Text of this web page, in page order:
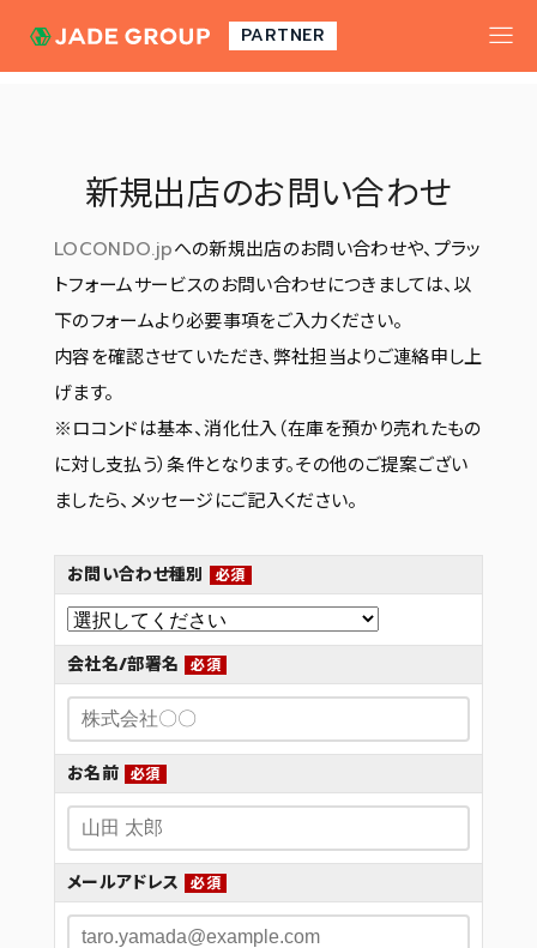
PARTNER
toggle
新規出店のお問い合わせ
LOCONDO.jpへの新規出店のお問い合わせや、プラッ
トフォームサービスのお問い合わせにつきましては、以
下のフォームより必要事項をご入力ください。
内容を確認させていただき、弊社担当よりご連絡申し上
げます。
※ロコンドは基本、消化仕入（在庫を預かり売れたもの
に対し支払う）条件となります。その他のご提案ござい
ましたら、メッセージにご記入ください。
お問い合わせ種別 必須
会社名/部署名 必須
お名前 必須
メールアドレス 必須